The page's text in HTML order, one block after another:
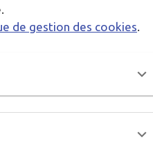
de gestion des cookies.